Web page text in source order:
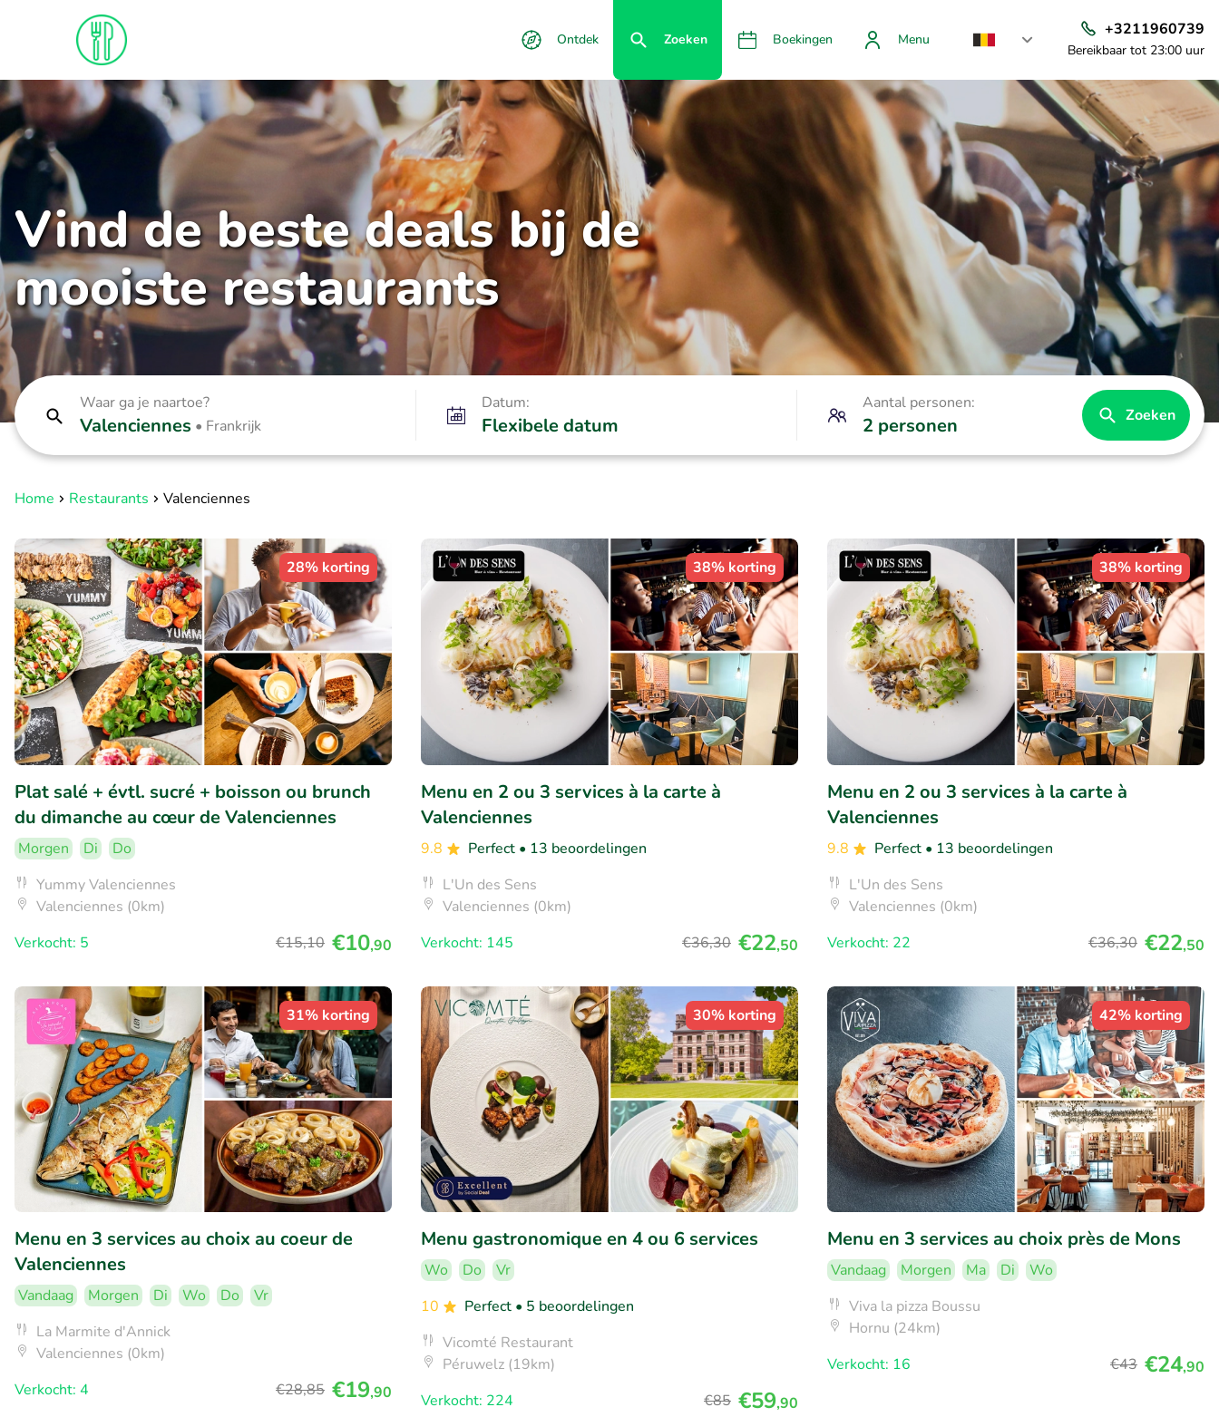
Ontdek Zoeken Boekingen Menu
+3211960739
Bereikbaar tot 23:00 uur
Vind de beste deals bij de
mooiste restaurants
Waar ga je naartoe?
Valenciennes • Frankrijk
Datum:
Flexibele datum
Aantal personen:
2 personen Zoeken
Home Restaurants Valenciennes
28% korting
Plat salé + évtl. sucré + boisson ou brunch
du dimanche au cœur de Valenciennes
Morgen Di
Do
Yummy Valenciennes
Valenciennes (0km)
Verkocht: 5
€15,10 €10,90
38% korting
Menu en 2 ou 3 services à la carte à
Valenciennes
9.8 Perfect • 13 beoordelingen
L'Un des Sens
Valenciennes (0km)
Verkocht: 145
€36,30 €22,50
38% korting
Menu en 2 ou 3 services à la carte à
Valenciennes
9.8 Perfect • 13 beoordelingen
L'Un des Sens
Valenciennes (0km)
Verkocht: 22
€36,30 €22,50
31% korting
Menu en 3 services au choix au coeur de
Valenciennes
Vandaag Morgen Di Wo Do
Vr
La Marmite d'Annick
Valenciennes (0km)
Verkocht: 4
€28,85 €19,90
30% korting
Menu gastronomique en 4 ou 6 services
Wo Do
Vr
10
Perfect • 5 beoordelingen
Vicomté Restaurant
Péruwelz (19km)
Verkocht: 224
€85 €59,90
42% korting
Menu en 3 services au choix près de Mons
Vandaag Morgen Ma Di
Wo
Viva la pizza Boussu
Hornu (24km)
Verkocht: 16
€43 €24,90